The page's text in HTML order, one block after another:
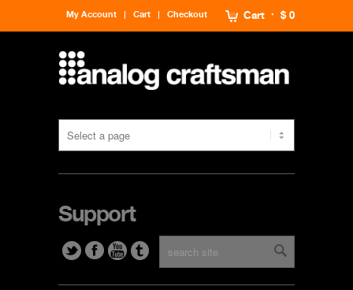
Cart $ 0
My Account Cart Checkout
Support